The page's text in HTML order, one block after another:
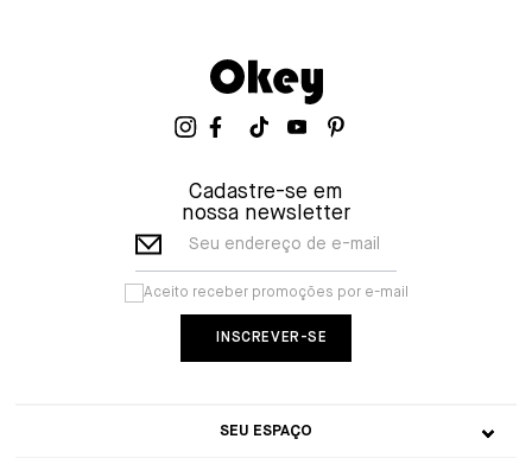
Cadastre-se em
nossa newsletter
Seu endereço de e-mail
Aceito receber promoções por e-mail
SEU ESPAÇO